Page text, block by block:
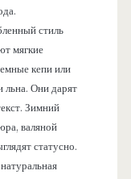
стиль
мягкие
кепи или
льна. Они дарят
Зимний
валяной
статусно.